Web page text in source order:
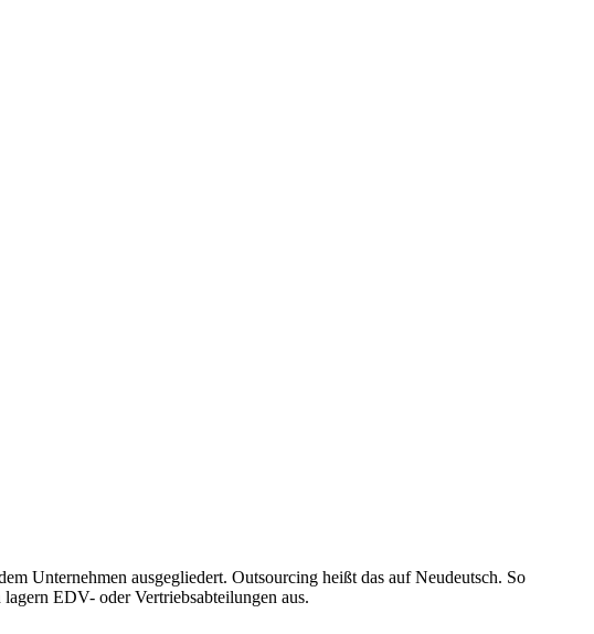
Unternehmen ausgegliedert. Outsourcing heißt das auf Neudeutsch. So
EDV- oder Vertriebsabteilungen aus.